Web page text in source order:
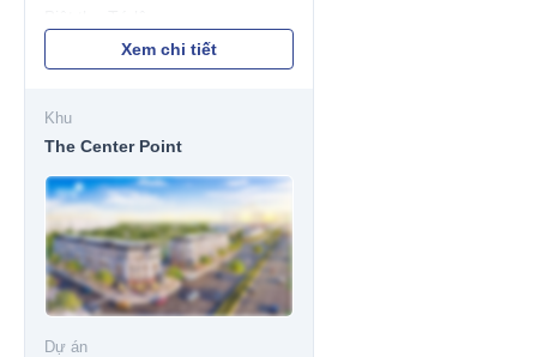
Biệt thự Song lập
Biệt thự Đơn lập
Xem chi tiết
Khu
The Center Point
Dự án